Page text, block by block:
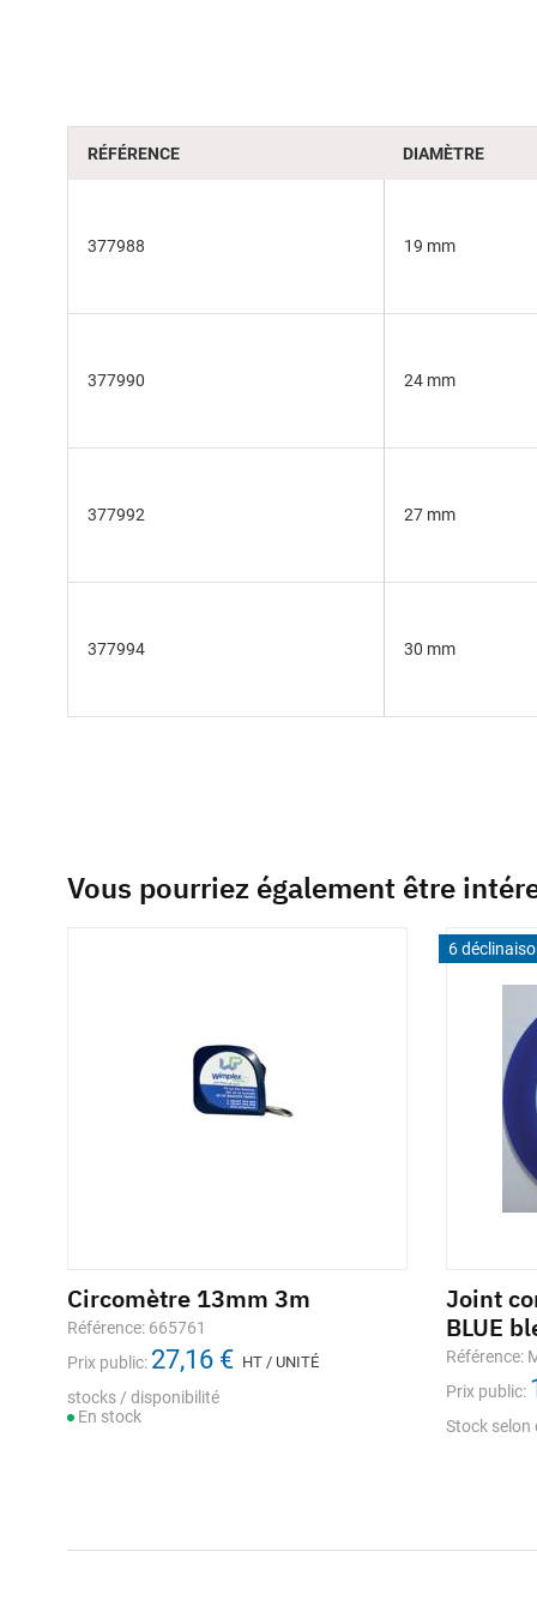
RÉFÉRENCE DIAMÈTRE
377988 19 mm
377990 24 mm
377992 27 mm
377994 30 mm
Vous pourriez également être
Circomètre 13mm 3m
Référence: 665761
Prix public: 27,16 € HT / UNITÉ
stocks / disponibilité
En stock
6
Joint
BLUE
Référence:
Prix public:
Stock selon